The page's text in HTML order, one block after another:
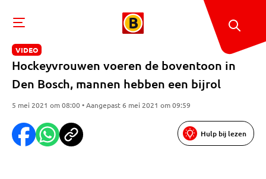
VIDEO
Hockeyvrouwen voeren de boventoon in
Den Bosch, mannen hebben een bijrol
5 mei 2021 om 08:00 • Aangepast 6 mei 2021 om 09:59
Hulp bij lezen